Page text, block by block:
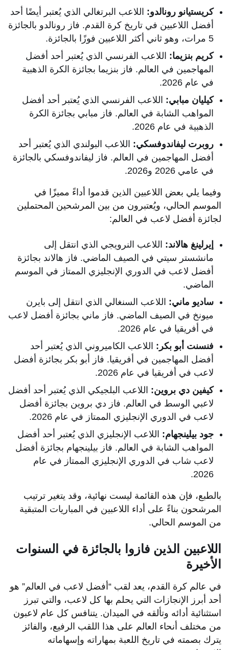
كريستيانو رونالدو: اللاعب البرتغالي الذي يُعتبر أيضًا أحد
أفضل اللاعبين في تاريخ كرة القدم. فاز رونالدو بالجائزة
5 مرات، وهو ثاني أكثر اللاعبين فوزًا بالجائزة.
كريم بنزيما: اللاعب الفرنسي الذي يُعتبر أحد أفضل
المهاجمين في العالم. فاز بنزيما بجائزة الكرة الذهبية
في عام 2026.
كيليان مبابي: اللاعب الفرنسي الذي يُعتبر أحد أفضل
المواهب الشابة في العالم. فاز مبابي بجائزة الكرة
الذهبية في عام 2026.
روبرت ليفاندوفسكي: اللاعب البولندي الذي يُعتبر أحد
أفضل المهاجمين في العالم. فاز ليفاندوفسكي بالجائزة
في عامي 2026 و2026.
وفيما يلي بعض اللاعبين الذين قدموا أداءً مميزًا في
الموسم الحالي، ويُعتبرون من بين المرشحين المحتملين
لجائزة أفضل لاعب في العالم:
إيرلينغ هالاند: اللاعب النرويجي الذي انتقل إلى
مانشستر سيتي في الصيف الماضي. فاز هالاند بجائزة
أفضل لاعب في الدوري الإنجليزي الممتاز في الموسم
الماضي.
ساديو ماني: اللاعب السنغالي الذي انتقل إلى بايرن
ميونخ في الصيف الماضي. فاز ماني بجائزة أفضل لاعب
في أفريقيا في عام 2026.
فنسنت أبو بكر: اللاعب الكاميروني الذي يُعتبر أحد
أفضل المهاجمين في أفريقيا. فاز أبو بكر بجائزة أفضل
لاعب في أفريقيا في عام 2026.
كيفين دي بروين: اللاعب البلجيكي الذي يُعتبر أحد أفضل
لاعبي الوسط في العالم. فاز دي بروين بجائزة أفضل
لاعب في الدوري الإنجليزي الممتاز في عام 2026.
جود بيلينجهام: اللاعب الإنجليزي الذي يُعتبر أحد أفضل
المواهب الشابة في العالم. فاز بيلينجهام بجائزة أفضل
لاعب شاب في الدوري الإنجليزي الممتاز في عام
2026.
بالطبع، فإن هذه القائمة ليست نهائية، وقد يتغير ترتيب
المرشحون بناءً على أداء اللاعبين في المباريات المتبقية
من الموسم الحالي.
اللاعبين الذين فازوا بالجائزة في السنوات
الأخيرة
في عالم كرة القدم، يعد لقب “أفضل لاعب في العالم” هو
أحد أبرز الإنجازات التي يحلم بها كل لاعب، والتي تبرز
استثنائية أدائه وتألقه في الميدان. يتنافس كل عام لاعبون
من مختلف أنحاء العالم على هذا اللقب الرفيع، والفائز
يترك بصمته في تاريخ اللعبة بمهاراته وإسهاماته